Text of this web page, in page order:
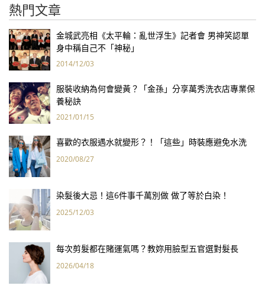
熱門文章
金城武亮相《太平輪：亂世浮生》記者會 男神笑認單
身中稱自己不「神秘」
2014/12/03
服裝收納為何會變黃？「金孫」分享萬秀洗衣店專業保
養秘訣
2021/01/15
喜歡的衣服遇水就變形？！「這些」時裝應避免水洗
2020/08/27
染髮後大忌！這6件事千萬別做 做了等於白染！
2025/12/03
每次剪髮都在賭運氣嗎？教妳用臉型五官選對髮長
2026/04/18